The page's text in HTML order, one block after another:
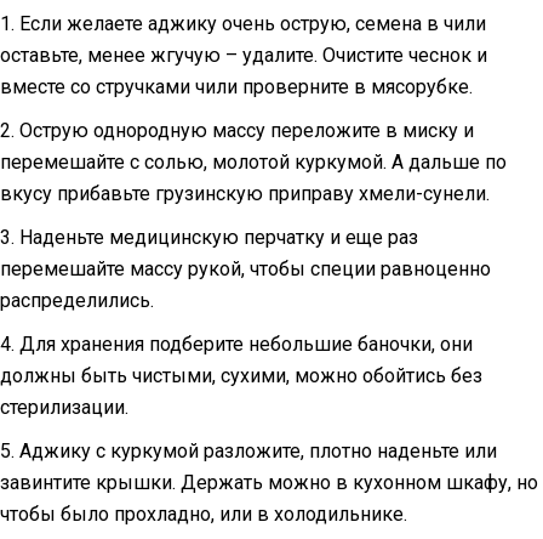
1. Если желаете аджику очень острую, семена в чили
оставьте, менее жгучую – удалите. Очистите чеснок и
вместе со стручками чили проверните в мясорубке.
2. Острую однородную массу переложите в миску и
перемешайте с солью, молотой куркумой. А дальше по
вкусу прибавьте грузинскую приправу хмели-сунели.
3. Наденьте медицинскую перчатку и еще раз
перемешайте массу рукой, чтобы специи равноценно
распределились.
4. Для хранения подберите небольшие баночки, они
должны быть чистыми, сухими, можно обойтись без
стерилизации.
5. Аджику с куркумой разложите, плотно наденьте или
завинтите крышки. Держать можно в кухонном шкафу, но
чтобы было прохладно, или в холодильнике.